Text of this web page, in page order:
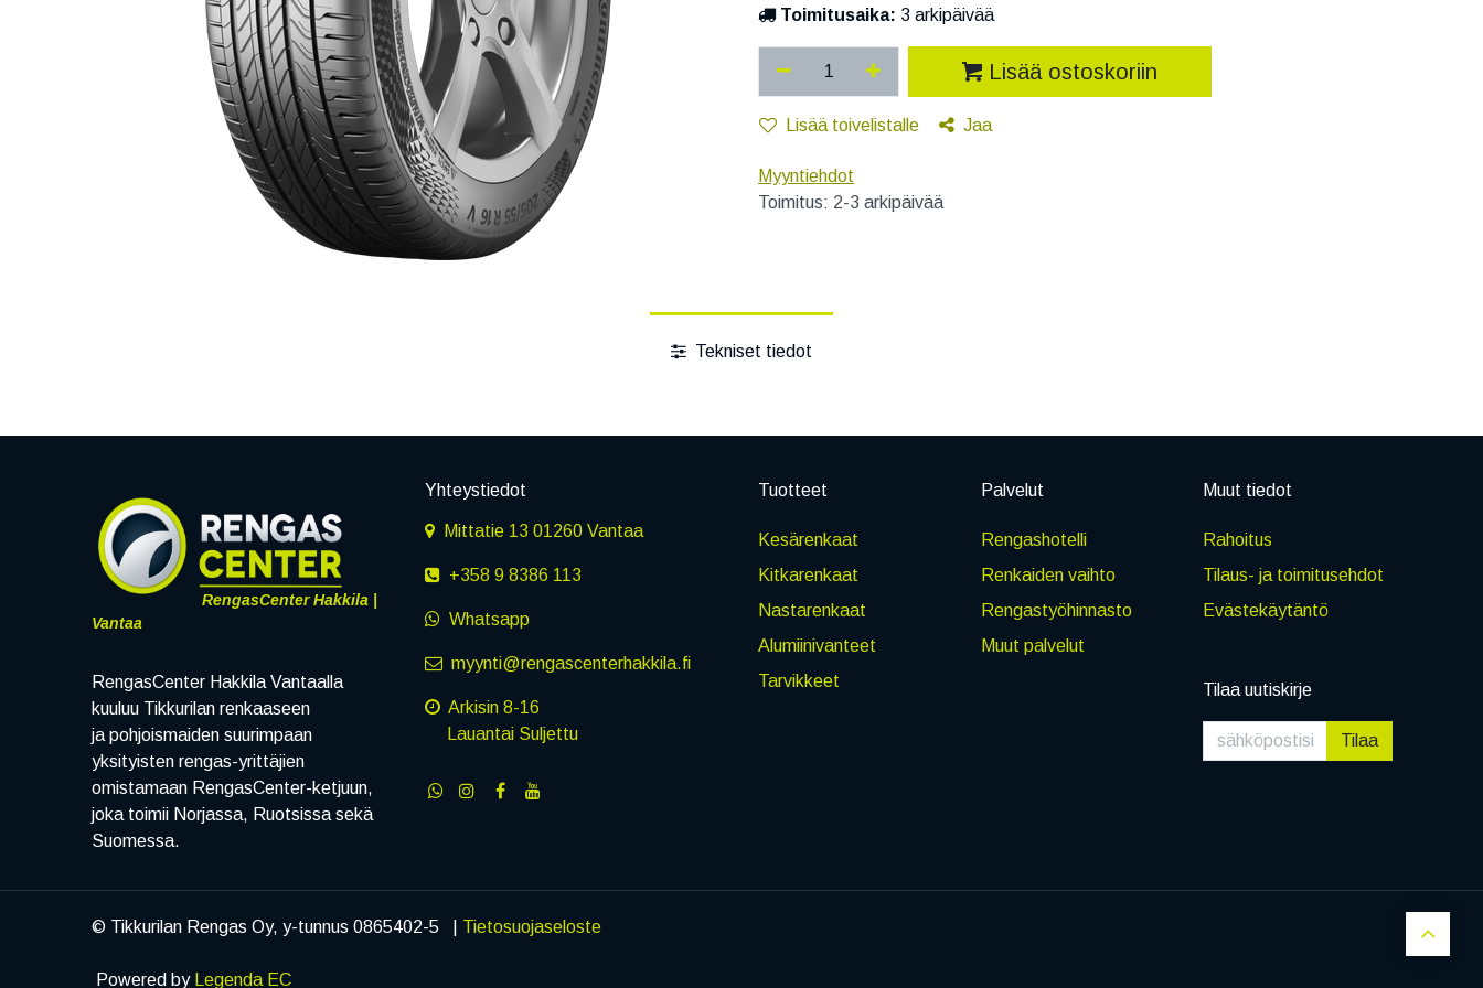
Toimitusaika: 3 arkipäivää
Lisää ostoskoriin
Lisää toivelistalle Jaa
Myyntiehdot
Toimitus: 2-3 arkipäivää
Tekniset tiedot
RengasCenter Hakkila |
Vantaa
RengasCenter Hakkila Vantaalla
kuuluu Tikkurilan renkaaseen
ja pohjoismaiden suurimpaan
yksityisten rengas-yrittäjien
omistamaan RengasCenter-ketjuun,
joka toimii Norjassa, Ruotsissa sekä
Suomessa.
Yhteystiedot
Mittatie 13 01260 Vantaa
+358 9 8386 113
Whatsapp
myynti@rengascenterhakkila.fi
Arkisin 8-16
Lauantai Suljettu
Tuotteet
Kesärenkaat
Kitkarenkaat
Nastarenkaat
Alumiinivanteet
Tarvikkeet
Palvelut
Rengashotelli
Renkaiden vaihto
Rengastyöhinnasto
Muut palvelut
Muut tiedot
Rahoitus
Tilaus- ja toimitusehdot
Evästekäytäntö
Tilaa uutiskirje
Tilaa
© Tikkurilan Rengas Oy, y-tunnus 0865402-5 | Tietosuojaseloste
Powered by Legenda EC